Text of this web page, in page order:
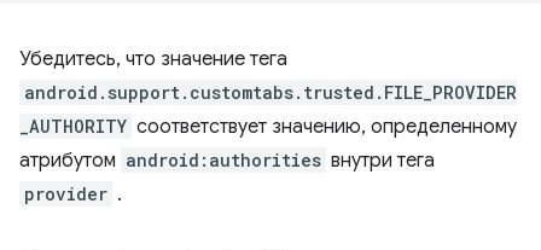
Убедитесь, что значение тега
android.support.customtabs.trusted.FILE_PROVIDER
_AUTHORITY соответствует значению, определенному
атрибутом android:authorities внутри тега
provider .